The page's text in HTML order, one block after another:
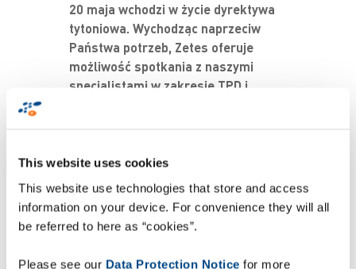
This website uses cookies
This website use technologies that store and access
information on your device. For convenience they will all
be referred to here as “cookies”.
Please see our Data Protection Notice for more
20 maja wchodzi w życie dyrektywa
tytoniowa. Wychodząc naprzeciw
Państwa potrzeb, Zetes oferuje
możliwość spotkania z naszymi
specjalistami w zakresie TPD i
uzyskania zgodności z nadchodzącą
dyrektywą.
Podczas spotkania na żywo, będziecie
Państwo mieli unikalną szansę